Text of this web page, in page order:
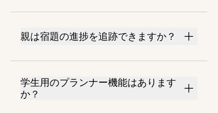
親は宿題の進捗を追跡できますか？
学生用のプランナー機能はあります
か？